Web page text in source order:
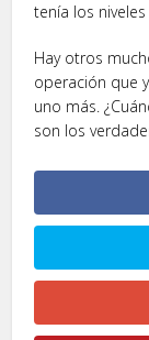
tenía los
Hay otros
operación que
uno más.
son los